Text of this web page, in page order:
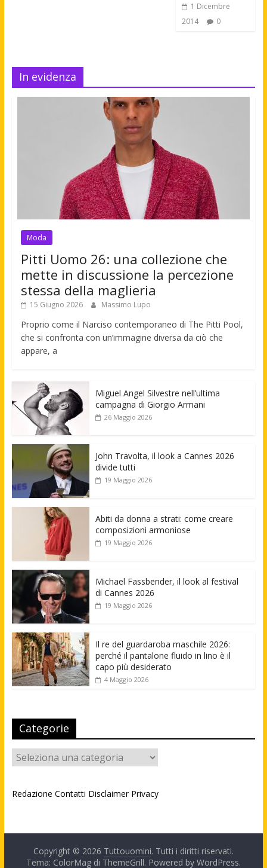
1 Dicembre
2014
0
In evidenza
Moda
Pitti Uomo 26: una collezione che
mette in discussione la percezione
stessa della maglieria
15 Giugno 2026 Massimo Lupo
Proprio come il Narciso contemporaneo di The Pitti Pool,
che si confronta con un’immagine diversa da ciò che
appare, a
Miguel Angel Silvestre nell’ultima
campagna di Giorgio Armani
26 Maggio 2026
John Travolta, il look a Cannes 2026
divide tutti
19 Maggio 2026
Abiti da donna a strati: come creare
composizioni armoniose
19 Maggio 2026
Michael Fassbender, il look al festival
di Cannes 2026
19 Maggio 2026
Il re del guardaroba maschile 2026:
perché il pantalone fluido in lino è il
capo più desiderato
4 Maggio 2026
Categorie
Categorie
Redazione Contatti Disclaimer Privacy
Copyright © 2026 Tuttouomini. Tutti i diritti riservati.
Tema: ColorMag di ThemeGrill. Powered by WordPress.